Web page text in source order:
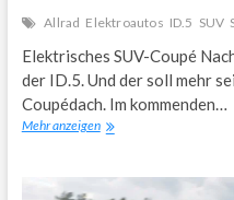
Allrad Elektroautos ID.5 SUV
Elektrisches SUV-Coupé
der ID.5. Und der soll mehr
Coupédach. Im kommenden…
Mehr anzeigenVW